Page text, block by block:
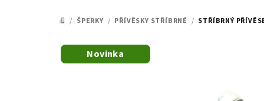
DOMŮ
/ ŠPERKY / PŘÍVĚSKY STŘÍBRNÉ / STŘÍBRNÝ
Novinka